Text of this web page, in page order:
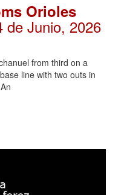
Orioles
de Junio, 2026
from third on a
line with two outs in